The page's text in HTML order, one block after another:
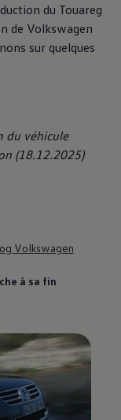
du Touareg
de Volkswagen
sur quelques
du véhicule
(18.12.2025)
Volkswagen
à sa fin